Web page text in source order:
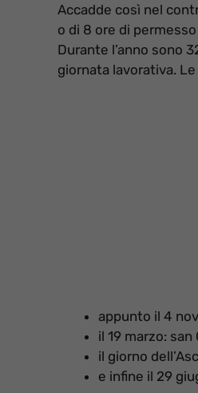
Accadde così nel
o di 8 ore di
Durante l’anno sono
giornata lavorativa.
appunto il 4
il 19 marzo: san
il giorno
e infine il 29